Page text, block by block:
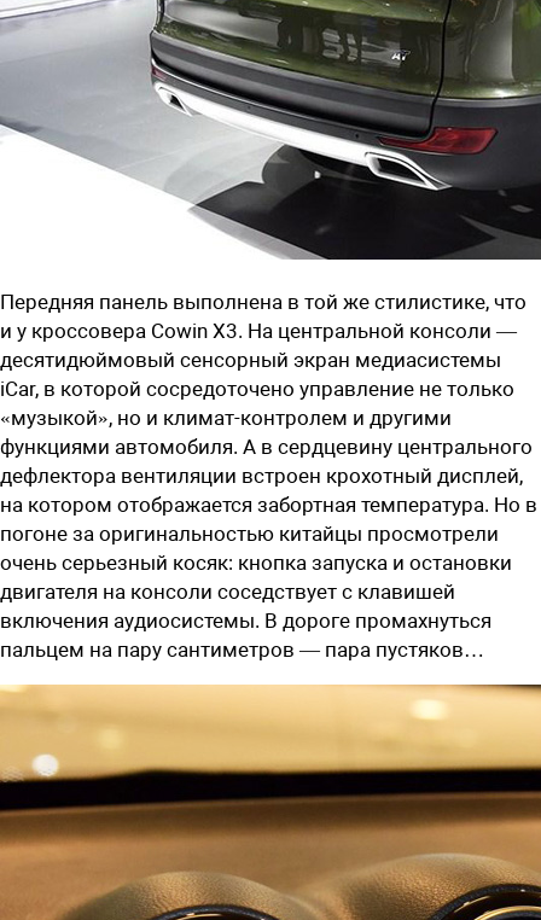
Передняя панель выполнена в той же стилистике, что
и у кроссовера Cowin X3. На центральной консоли —
десятидюймовый сенсорный экран медиасистемы
iCar, в которой сосредоточено управление не только
«музыкой», но и климат-контролем и другими
функциями автомобиля. А в сердцевину центрального
дефлектора вентиляции встроен крохотный дисплей,
на котором отображается забортная температура. Но в
погоне за оригинальностью китайцы просмотрели
очень серьезный косяк: кнопка запуска и остановки
двигателя на консоли соседствует с клавишей
включения аудиосистемы. В дороге промахнуться
пальцем на пару сантиметров — пара пустяков…